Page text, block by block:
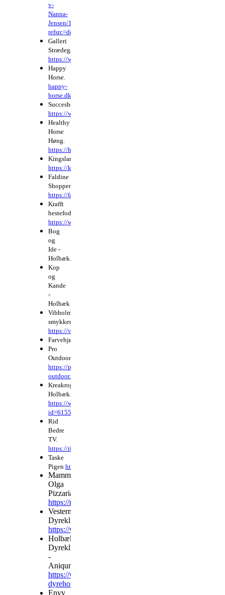
v-
Nanna-
Jensen/100082984104561/?
refsrc=deprecated&_rdr
Galleri
Strædegaarden
https://www.facebook.com/straedegaarden/
Happy
Horse.
happy-
horse.dk
Succeshesten.dk.
https://www.succeshesten.dk/
Healthy
Horse
Høng.
https://healthyhorsehoeng.dk/
Kingsland.
https://kingslandequestrian.com/
Faldine
Shoppen.
https://faldineshoppen.dk/
Krafft
hestefoder.
https://www.kraffthestefoder.dk/
Bog
og
Ide -
Holbæk.
Kop
og
Kande
-
Holbæk
Vibholm
smykker.
https://vibholm.dk/
Farvehjørnet.
Pro
Outdoor.
https://pro-
outdoor.dk/shop/frontpage.html
Kreakrogen
Holbæk.
https://www.facebook.com/profile.php?
id=61555788465181
Rid
Bedre
TV.
https://ridbedre.tv/
Taske
Pigen https://taskepigen.dk/
Mamma
Olga
Pizzaria
https://mamaolga4300.dk/
Vestermose
Dyreklink
https://vestermosedyreklinik.dk/
Holbæk
Dyreklinik
-
Aniqura
https://www.anicura.dk/klinikker/holbaek-
dyrehospital/
Envy